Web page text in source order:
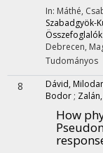
In: Máthé,
Szabadgyök-
Összefoglalók
Debrecen,
Tudományos
8 Dávid,
Bodor ;
How